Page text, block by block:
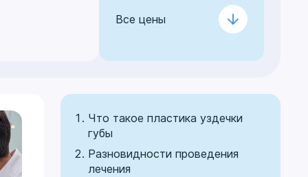
Все цены
Что такое пластика уздечки
губы
Разновидности проведения
лечения